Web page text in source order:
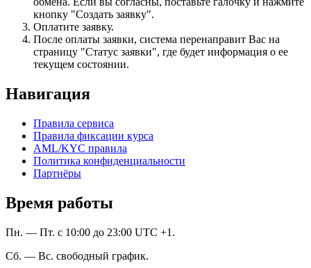
кнопку "Создать заявку".
Оплатите заявку.
После оплаты заявки, система перенаправит Вас на
страницу "Статус заявки", где будет информация о ее
текущем состоянии.
Навигация
Правила сервиса
Правила фиксации курса
AML/KYC правила
Политика конфиденциальности
Партнёры
Время работы
Пн. — Пт. с 10:00 до 23:00 UTC +1.
Сб. — Вс. свободный график.